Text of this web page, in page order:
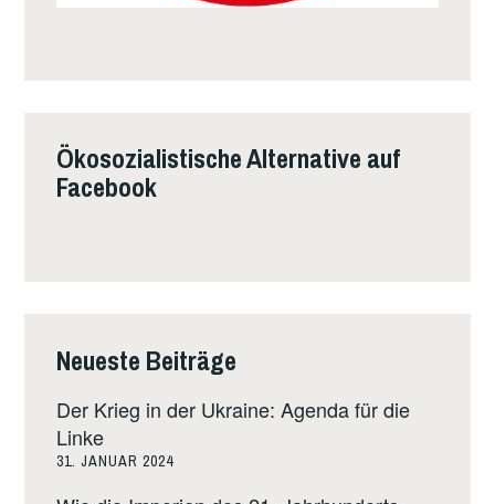
Ökosozialistische Alternative auf
Facebook
Neueste Beiträge
Der Krieg in der Ukraine: Agenda für die
Linke
31. JANUAR 2024